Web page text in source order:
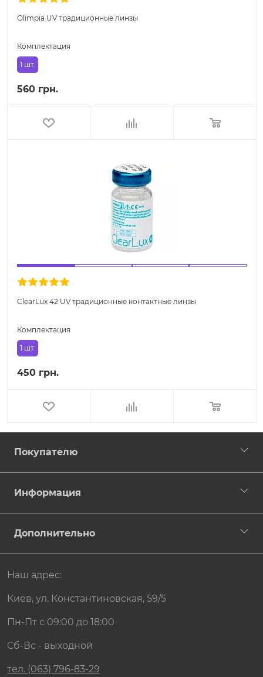
Olimpia UV традиционные линзы
Комплектация
1 шт.
560 грн.
ClearLux 42 UV традиционные контактные линзы
Комплектация
1 шт.
450 грн.
Покупателю
Информация
Дополнительно
Наш адрес:
Киев, ул. Константиновская, 59/5
Пн-Пт с 09:00 до 18:00
Сб-Вс - выходной
тел. (063) 796-83-29